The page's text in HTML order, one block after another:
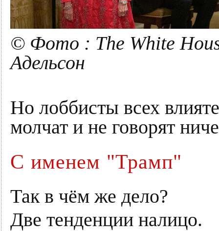
© Фото : The White
Адельсон
Но лоббисты всех
молчат и не говорят
С именем "Трамп"
Так в чём же дело?
Две тенденции налицо.